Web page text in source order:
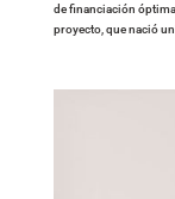
de financiación
proyecto, que nació